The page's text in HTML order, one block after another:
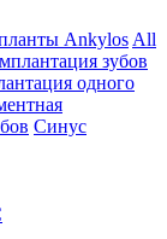
Ankylos All
зубов
одного
Синус